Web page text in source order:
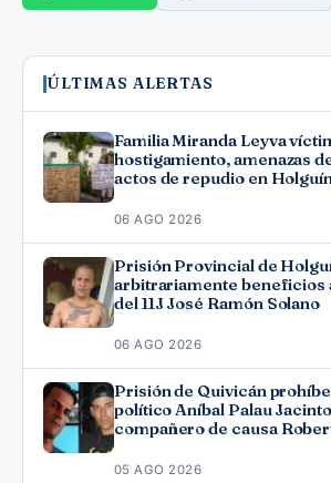
ÚLTIMAS ALERTAS
Familia Miranda Leyva
hostigamiento, amenazas
actos de repudio en
06 AGO 2026
Prisión Provincial de
arbitrariamente beneficios
del 11J José Ramón Solano
06 AGO 2026
Prisión de Quivicán
político Aníbal Palau
compañero de causa
05 AGO 2026